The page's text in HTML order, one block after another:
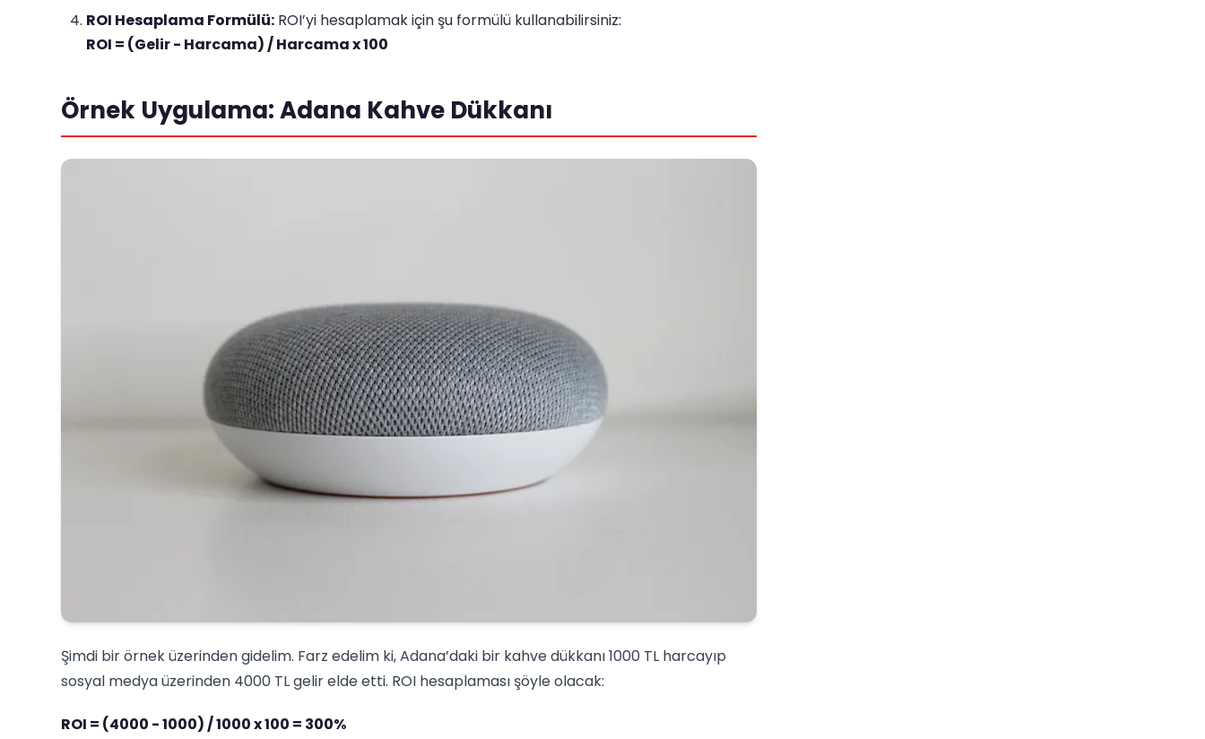
ROI Hesaplama Formülü: ROI’yi hesaplamak için şu formülü kullanabilirsiniz:
ROI = (Gelir - Harcama) / Harcama x 100
Örnek Uygulama: Adana Kahve Dükkanı
Şimdi bir örnek üzerinden gidelim. Farz edelim ki, Adana’daki bir kahve dükkanı 1000 TL harcayıp
sosyal medya üzerinden 4000 TL gelir elde etti. ROI hesaplaması şöyle olacak:
ROI = (4000 - 1000) / 1000 x 100 = 300%